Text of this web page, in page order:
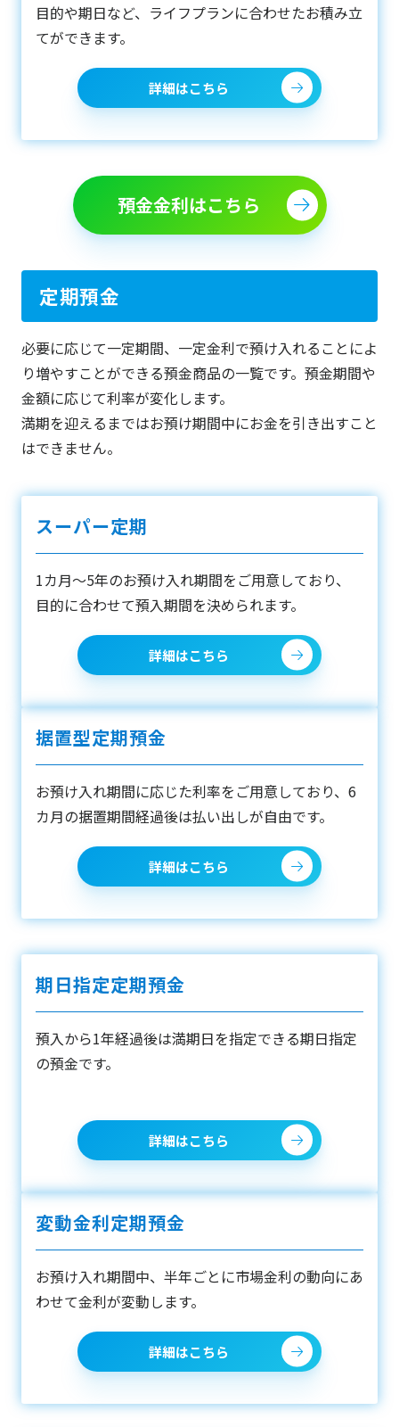
目的や期日など、ライフプランに合わせたお積み立
てができます。
詳細はこちら
預金金利はこちら
定期預金
必要に応じて一定期間、一定金利で預け入れることによ
り増やすことができる預金商品の一覧です。預金期間や
金額に応じて利率が変化します。
満期を迎えるまではお預け期間中にお金を引き出すこと
はできません。
スーパー定期
1カ月～5年のお預け入れ期間をご用意しており、
目的に合わせて預入期間を決められます。
詳細はこちら
据置型定期預金
お預け入れ期間に応じた利率をご用意しており、6
カ月の据置期間経過後は払い出しが自由です。
詳細はこちら
期日指定定期預金
預入から1年経過後は満期日を指定できる期日指定
の預金です。
詳細はこちら
変動金利定期預金
お預け入れ期間中、半年ごとに市場金利の動向にあ
わせて金利が変動します。
詳細はこちら